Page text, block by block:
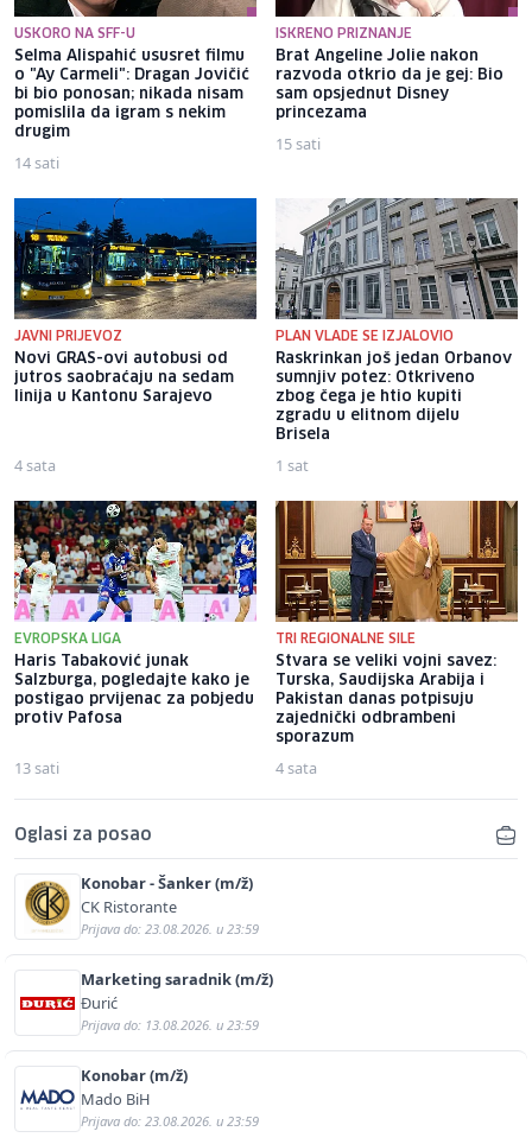
USKORO NA SFF-U
Selma Alispahić ususret filmu
o "Ay Carmeli": Dragan Jovičić
bi bio ponosan; nikada nisam
pomislila da igram s nekim
drugim
14 sati
ISKRENO PRIZNANJE
Brat Angeline Jolie nakon
razvoda otkrio da je gej: Bio
sam opsjednut Disney
princezama
15 sati
JAVNI PRIJEVOZ
Novi GRAS-ovi autobusi od
jutros saobraćaju na sedam
linija u Kantonu Sarajevo
4 sata
PLAN VLADE SE IZJALOVIO
Raskrinkan još jedan Orbanov
sumnjiv potez: Otkriveno
zbog čega je htio kupiti
zgradu u elitnom dijelu
Brisela
1 sat
EVROPSKA LIGA
Haris Tabaković junak
Salzburga, pogledajte kako je
postigao prvijenac za pobjedu
protiv Pafosa
13 sati
TRI REGIONALNE SILE
Stvara se veliki vojni savez:
Turska, Saudijska Arabija i
Pakistan danas potpisuju
zajednički odbrambeni
sporazum
4 sata
Oglasi za posao
Konobar - Šanker (m/ž)
CK Ristorante
Prijava do: 23.08.2026. u 23:59
Marketing saradnik (m/ž)
Đurić
Prijava do: 13.08.2026. u 23:59
Konobar (m/ž)
Mado BiH
Prijava do: 23.08.2026. u 23:59